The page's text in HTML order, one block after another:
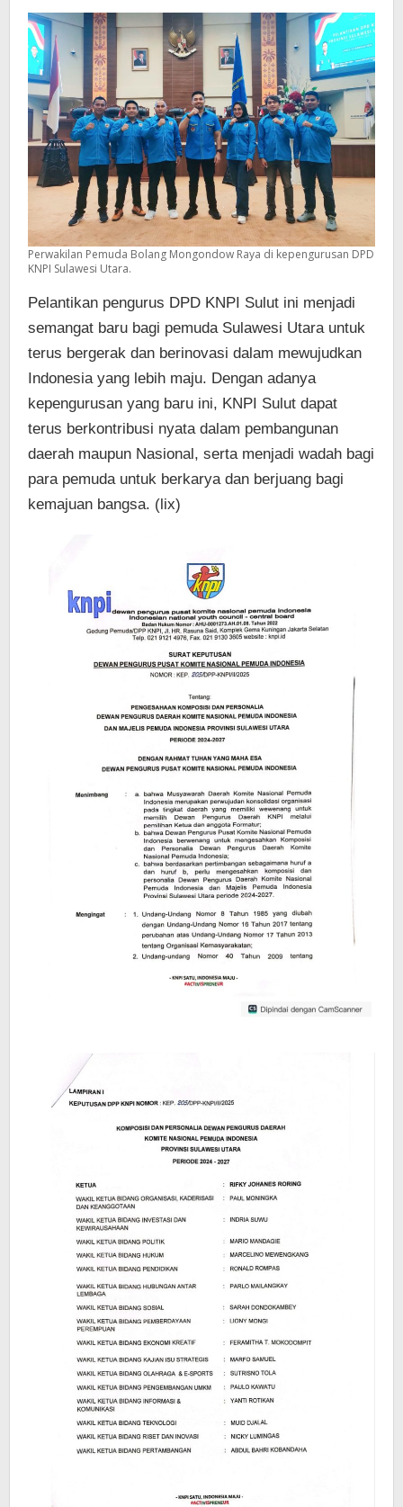
Perwakilan Pemuda Bolang Mongondow Raya di kepengurusan DPD
KNPI Sulawesi Utara.
Pelantikan pengurus DPD KNPI Sulut ini menjadi
semangat baru bagi pemuda Sulawesi Utara untuk
terus bergerak dan berinovasi dalam mewujudkan
Indonesia yang lebih maju. Dengan adanya
kepengurusan yang baru ini, KNPI Sulut dapat
terus berkontribusi nyata dalam pembangunan
daerah maupun Nasional, serta menjadi wadah bagi
para pemuda untuk berkarya dan berjuang bagi
kemajuan bangsa. (lix)